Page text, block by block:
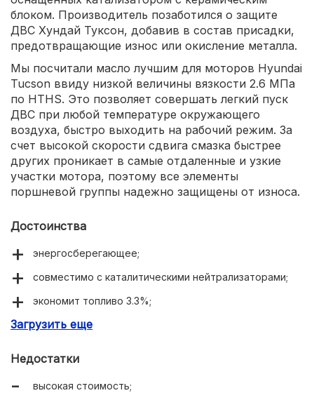
блоком. Производитель позаботился о защите
ДВС Хундай Туксон, добавив в состав присадки,
предотвращающие износ или окисление металла.
Мы посчитали масло лучшим для моторов Hyundai
Tucson ввиду низкой величины вязкости 2.6 МПа
по HTHS. Это позволяет совершать легкий пуск
ДВС при любой температуре окружающего
воздуха, быстро выходить на рабочий режим. За
счет высокой скорости сдвига смазка быстрее
других проникает в самые отдаленные и узкие
участки мотора, поэтому все элементы
поршневой группы надежно защищены от износа.
Достоинства
энергосберегающее;
совместимо с каталитическими нейтрализаторами;
экономит топливо 3.3%;
содержит антиокислительные присадки.
Загрузить еще
Недостатки
высокая стоимость;